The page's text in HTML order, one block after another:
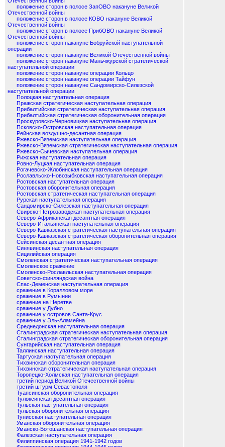
положение сторон в полосе ЗапОВО накануне Великой
Отечественной войны
положение сторон в полосе КОВО накануне Великой
Отечественной войны
положение сторон в полосе ПрибОВО накануне Великой
Отечественной войны
положение сторон накануне Бобруйской наступательной
операции
положение сторон накануне Великой Отечественной войны
положение сторон накануне Маньчжурской стратегической
наступательной операции
положение сторон накануне операции Кольцо
положение сторон накануне операции Тайфун
положение сторон накануне Сандомирско-Силезской
наступательной операции
Полоцкая наступательная операция
Пражская стратегическая наступательная операция
Прибалтийская стратегическая наступательная операция
Прибалтийская стратегическая оборонительная операция
Проскуровско-Черновицкая наступательная операция
Псковско-Островская наступательная операция
Рейнская воздушно-десантная операция
Ржевско-Вяземская наступательная операция
Ржевско-Вяземская стратегическая наступательная операция
Ржевско-Сычевская наступательная операция
Рижская наступательная операция
Ровно-Луцкая наступательная операция
Рогачевско-Жлобинская наступательная операция
Рославльско-Новозыбковская наступательная операция
Ростовская наступательная операция
Ростовская оборонительная операция
Ростовская стратегическая наступательная операция
Рурская наступательная операция
Сандомирско-Силезская наступательная операция
Свирско-Петрозаводская наступательная операция
Северо-Африканская десантная операция
Северо-Итальянская наступательная операция
Северо-Кавказская стратегическая наступательная операция
Северо-Кавказская стратегическая оборонительная операция
Сейсинская десантная операция
Синявинская наступательная операция
Сицилийская операция
Смоленская стратегическая наступательная операция
Смоленское сражение
Смоленско-Рославльская наступательная операция
Советско-финляндская война
Спас-Деменская наступательная операция
сражение в Коралловом море
сражение в Румынии
сражение на Неретве
сражение у Дубно
сражение у островов Санта-Крус
сражение у Эль-Аламейна
Среднедонская наступательная операция
Сталинградская стратегическая наступательная операция
Сталинградская стратегическая оборонительная операция
Сунгарийская наступательная операция
Таллинская наступательная операция
Тартуская наступательная операция
Тихвинская оборонительная операция
Тихвинская стратегическая наступательная операция
Торопецко-Холмская наступательная операция
третий период Великой Отечественной войны
третий штурм Севастополя
Туапсинская оборонительная операция
Тулоксинская десантная операция
Тульская наступательная операция
Тульская оборонительная операция
Тунисская наступательная операция
Уманская оборонительная операция
Уманско-Ботошанская наступательная операция
Фалезская наступательная операция
Филиппинская операция 1941-1942 годов